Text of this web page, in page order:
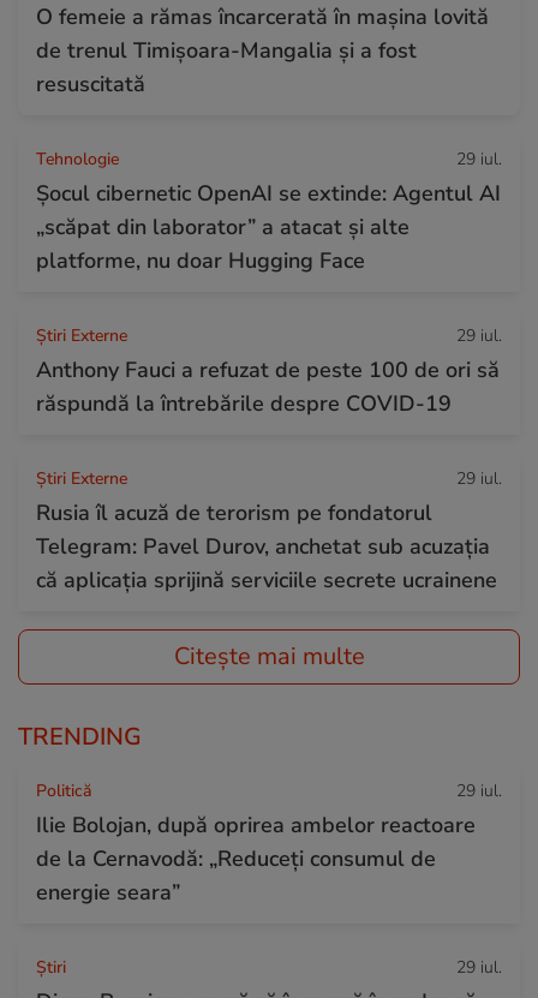
O femeie a rămas încarcerată în mașina lovită
de trenul Timișoara-Mangalia şi a fost
resuscitată
Tehnologie 29 iul.
Șocul cibernetic OpenAI se extinde: Agentul AI
„scăpat din laborator” a atacat și alte
platforme, nu doar Hugging Face
Știri Externe 29 iul.
Anthony Fauci a refuzat de peste 100 de ori să
răspundă la întrebările despre COVID-19
Știri Externe 29 iul.
Rusia îl acuză de terorism pe fondatorul
Telegram: Pavel Durov, anchetat sub acuzația
că aplicația sprijină serviciile secrete ucrainene
Citește mai multe
TRENDING
Politică 29 iul.
Ilie Bolojan, după oprirea ambelor reactoare
de la Cernavodă: „Reduceți consumul de
energie seara”
Ştiri 29 iul.